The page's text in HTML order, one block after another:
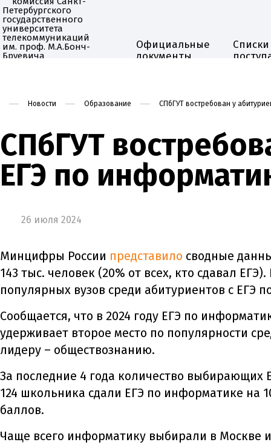
Официальные
документы
Списки
Новости Образование СПбГУТ востребован у
СПбГУТ
ЕГЭ по
26 июля 2024
Минцифры России представило сводные
143 тыс. человек (20% от всех, кто сдавал
популярных вузов среди абитуриентов с ЕГЭ
Сообщается, что в 2024 году ЕГЭ по
удерживает второе место по популярности
лидеру – обществознанию.
За последние 4 года количество выбирающих
124 школьника сдали ЕГЭ по информатике на
баллов.
Чаще всего информатику выбирали в Москве